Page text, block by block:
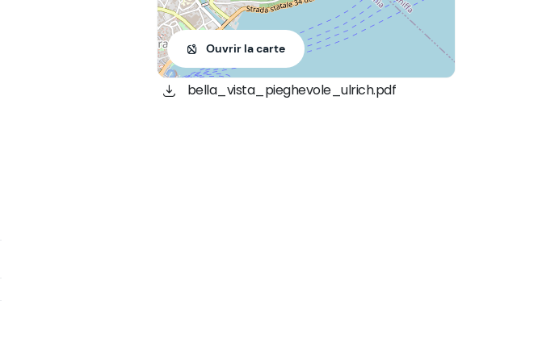
Ouvrir la carte
bella_vista_pieghevole_ulrich.pdf